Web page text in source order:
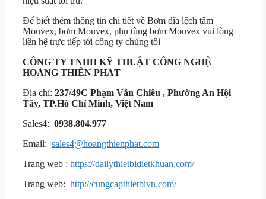
Để biết thêm thông tin chi tiết về Bơm đĩa lệch tâm
Mouvex, bơm Mouvex, phụ tùng bơm Mouvex vui lòng
liên hệ trực tiếp tới công ty chúng tôi
CÔNG TY TNHH KỸ THUẬT CÔNG NGHỆ
HOÀNG THIÊN PHÁT
Địa chỉ: 237/49C Phạm Văn Chiêu , Phường An Hội
Tây, TP.Hồ Chí Minh, Việt Nam
Sales4: 0938.804.977
Email: sales4@hoangthienphat.com
Trang web : https://dailythietbidietkhuan.com/
Trang web: http://cungcapthietbivn.com/